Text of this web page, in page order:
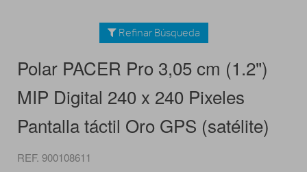
Refinar Búsqueda
Polar PACER Pro 3,05 cm (1.2")
MIP Digital 240 x 240 Pixeles
Pantalla táctil Oro GPS (satélite)
REF. 900108611